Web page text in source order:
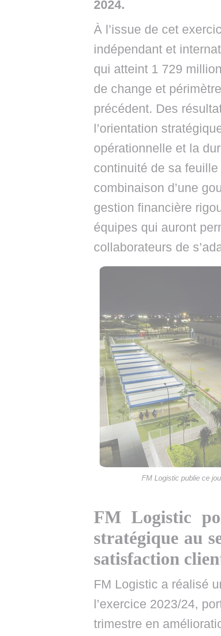
2024.
À l’issue de cet
indépendant et
qui atteint 1 729
de change et
précédent. Des
l’orientation
opérationnelle et la
continuité de sa feuille
combinaison d’une
gestion financière
équipes qui auront
collaborateurs de
FM Logistic publie ce
FM Logistic
stratégique au
satisfaction
FM Logistic a réalisé
l’exercice 2023/24,
trimestre en